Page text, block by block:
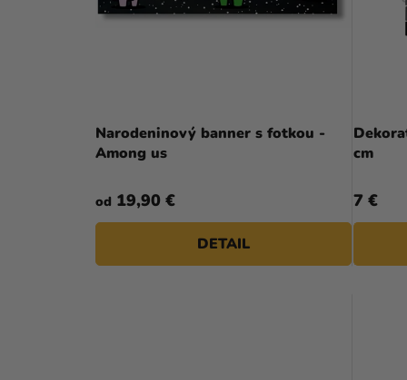
N
P
D
U
T
Narodeninový banner s fotkou -
Among us
od 19,90 €
DETAIL
cm
7 €